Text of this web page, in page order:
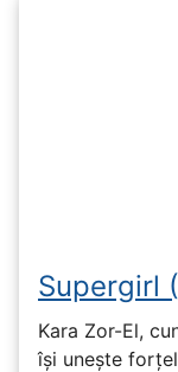
Supergirl
Kara Zor-El,
își unește